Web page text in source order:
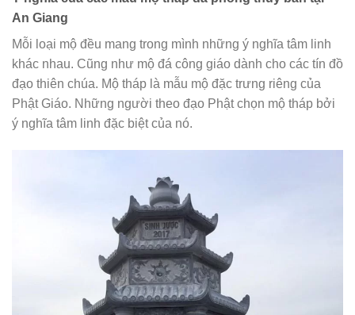
An Giang
Mỗi loại mộ đều mang trong mình những ý nghĩa tâm linh
khác nhau. Cũng như mộ đá công giáo dành cho các tín đồ
đạo thiên chúa. Mộ tháp là mẫu mộ đặc trưng riêng của
Phật Giáo. Những người theo đạo Phật chọn mộ tháp bởi
ý nghĩa tâm linh đặc biệt của nó.